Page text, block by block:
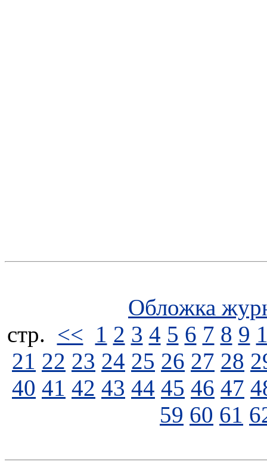
Обложка
стp. << 1 2 3 4 5 6 7 8 9
21 22 23 24 25 26 27 28
40 41 42 43 44 45 46 47
59 60 61